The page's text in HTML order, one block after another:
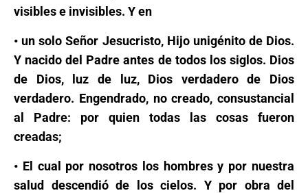
visibles e invisibles. Y en
• un solo Señor Jesucristo, Hijo unigénito de Dios.
Y nacido del Padre antes de todos los siglos. Dios
de Dios, luz de luz, Dios verdadero de Dios
verdadero. Engendrado, no creado, consustancial
al Padre: por quien todas las cosas fueron
creadas;
• El cual por nosotros los hombres y por nuestra
salud descendió de los cielos. Y por obra del